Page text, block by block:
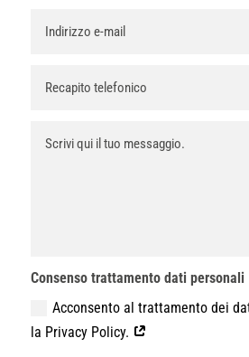
Consenso trattamento dati personali
Acconsento al trattamento dei
la Privacy Policy.